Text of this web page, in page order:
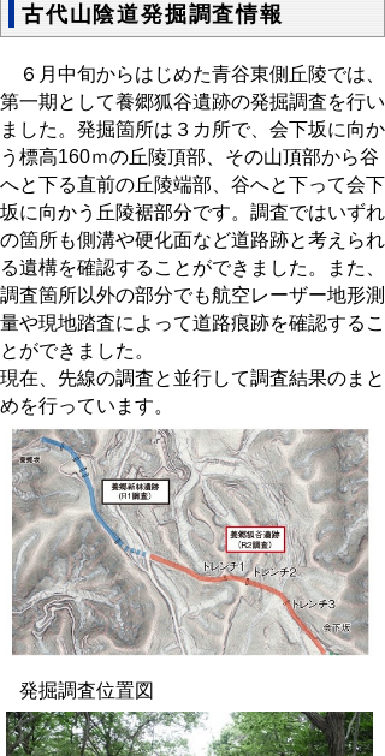
古代山陰道発掘調査情報
６月中旬からはじめた青谷東側丘陵では、
第一期として養郷狐谷遺跡の発掘調査を行い
ました。発掘箇所は３カ所で、会下坂に向か
う標高160ｍの丘陵頂部、その山頂部から谷
へと下る直前の丘陵端部、谷へと下って会下
坂に向かう丘陵裾部分です。調査ではいずれ
の箇所も側溝や硬化面など道路跡と考えられ
る遺構を確認することができました。また、
調査箇所以外の部分でも航空レーザー地形測
量や現地踏査によって道路痕跡を確認するこ
とができました。
現在、先線の調査と並行して調査結果のまと
めを行っています。
発掘調査位置図